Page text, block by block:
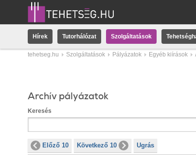
Hírek Tutorhálózat Szolgáltatások
tehetseg.hu Szolgáltatások Pályázatok Egyéb kiírások
Archív pályázatok
Keresés
Előző 10 Következő 10 Ugrás